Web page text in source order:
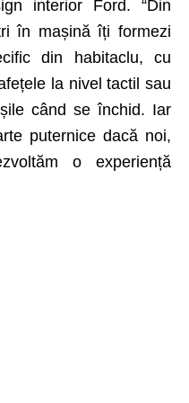
interior Ford. “Din
în mașină îți formezi
din habitaclu, cu
la nivel tactil sau
când se închid. Iar
puternice dacă noi,
o experiență